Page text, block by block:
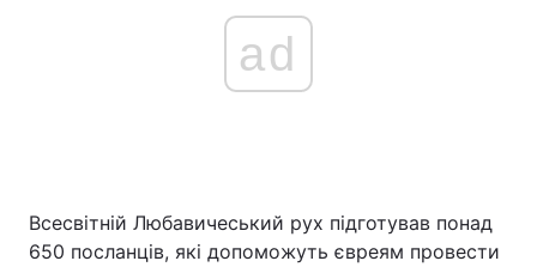
ad
Всесвітній Любавичеський рух підготував понад
650 посланців, які допоможуть євреям провести